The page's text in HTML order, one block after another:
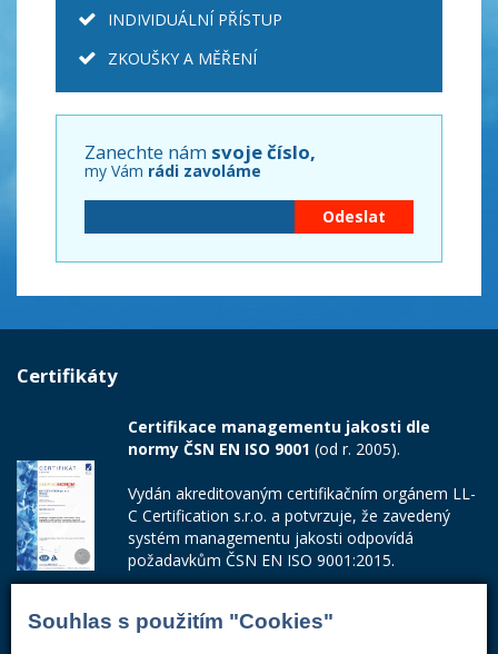
Souhlas s použitím "Cookies"
INDIVIDUÁLNÍ PŘÍSTUP
ZKOUŠKY A MĚŘENÍ
Zanechte nám svoje číslo,
my Vám rádi zavoláme
Certifikáty
Certifikace managementu jakosti dle
normy ČSN EN ISO 9001 (od r. 2005).
Vydán akreditovaným certifikačním orgánem LL-
C Certification s.r.o. a potvrzuje, že zavedený
systém managementu jakosti odpovídá
požadavkům ČSN EN ISO 9001:2015.